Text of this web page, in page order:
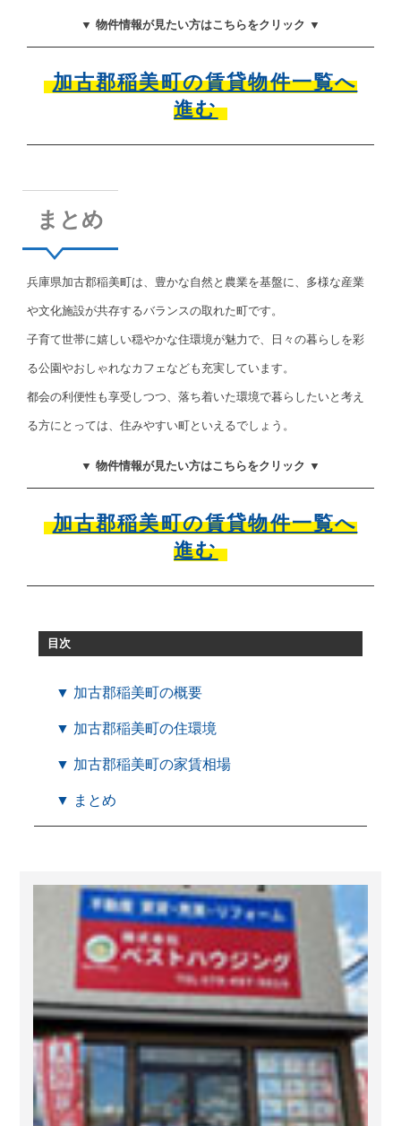
▼ 物件情報が見たい方はこちらをクリック ▼
加古郡稲美町の賃貸物件一覧へ
進む
まとめ
兵庫県加古郡稲美町は、豊かな自然と農業を基盤に、多様な産業
や文化施設が共存するバランスの取れた町です。
子育て世帯に嬉しい穏やかな住環境が魅力で、日々の暮らしを彩
る公園やおしゃれなカフェなども充実しています。
都会の利便性も享受しつつ、落ち着いた環境で暮らしたいと考え
る方にとっては、住みやすい町といえるでしょう。
▼ 物件情報が見たい方はこちらをクリック ▼
加古郡稲美町の賃貸物件一覧へ
進む
目次
▼ 加古郡稲美町の概要
▼ 加古郡稲美町の住環境
▼ 加古郡稲美町の家賃相場
▼ まとめ